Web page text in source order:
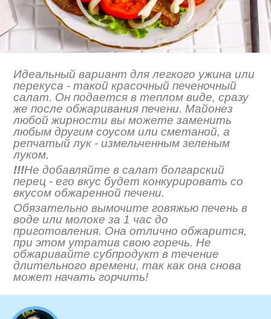
Идеальный вариант для легкого ужина или
перекуса - такой красочный печеночный
салат. Он подается в теплом виде, сразу
же после обжаривания печени. Майонез
любой жирности вы можете заменить
любым другим соусом или сметаной, а
репчатый лук - измельченным зеленым
луком.
!!!Не добавляйте в салат болгарский
перец - его вкус будет конкурировать со
вкусом обжаренной печени.
Обязательно вымочите говяжью печень в
воде или молоке за 1 час до
приготовления. Она отлично обжарится,
при этом утратив свою горечь. Не
обжаривайте субпродукт в течение
длительного времени, так как она снова
может начать горчить!